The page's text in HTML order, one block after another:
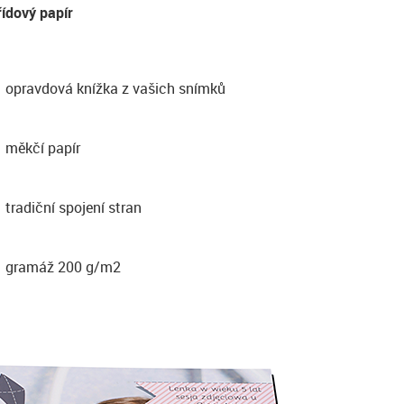
papír
opravdová knížka z vašich snímků
měkčí papír
tradiční spojení stran
gramáž 200 g/m2